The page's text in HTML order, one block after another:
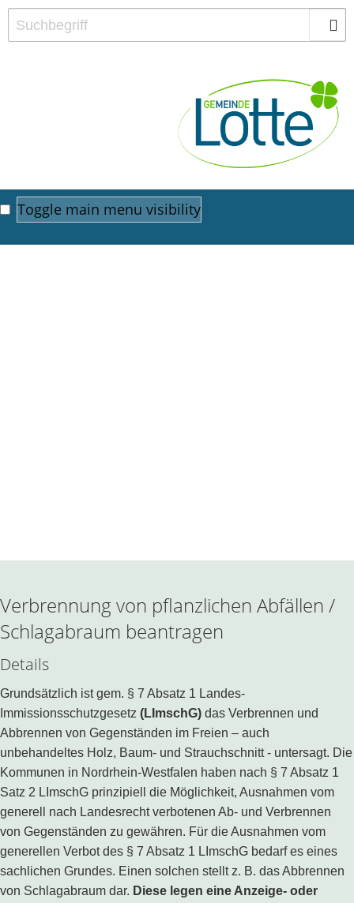
Toggle main menu visibility
Verbrennung von pflanzlichen Abfällen /
Schlagabraum beantragen
Details
Grundsätzlich ist gem. § 7 Absatz 1 Landes-
Immissionsschutzgesetz (LImschG) das Verbrennen und
Abbrennen von Gegenständen im Freien – auch
unbehandeltes Holz, Baum- und Strauchschnitt - untersagt. Die
Kommunen in Nordrhein-Westfalen haben nach § 7 Absatz 1
Satz 2 LImschG prinzipiell die Möglichkeit, Ausnahmen vom
generell nach Landesrecht verbotenen Ab- und Verbrennen
von Gegenständen zu gewähren. Für die Ausnahmen vom
generellen Verbot des § 7 Absatz 1 LImschG bedarf es eines
sachlichen Grundes. Einen solchen stellt z. B. das Abbrennen
von Schlagabraum dar. Diese legen eine Anzeige- oder